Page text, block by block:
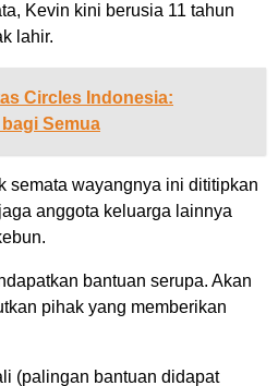
Kevin kini berusia 11 tahun
lahir.
Circles Indonesia:
Semua
semata wayangnya ini dititipkan
anggota keluarga lainnya
bantuan serupa. Akan
pihak yang memberikan
(palingan bantuan didapat